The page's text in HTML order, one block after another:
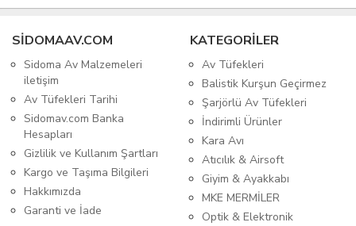
SIDOMAAV.COM
Sidoma Av Malzemeleri
iletişim
Av Tüfekleri Tarihi
Sidomav.com Banka
Hesapları
Gizlilik ve Kullanım Şartları
Kargo ve Taşıma Bilgileri
Hakkımızda
Garanti ve İade
KATEGORİLER
Av Tüfekleri
Balistik Kurşun Geçirmez
Şarjörlü Av Tüfekleri
İndirimli Ürünler
Kara Avı
Atıcılık & Airsoft
Giyim & Ayakkabı
MKE MERMİLER
Optik & Elektronik